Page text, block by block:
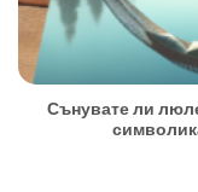
Сънувате ли